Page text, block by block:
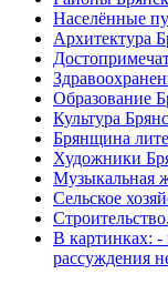
Населённые
Архитектура
Образование
Культура
Брянщина
Художники
Музыкальная
Сельское
В картинках:
рассуждения